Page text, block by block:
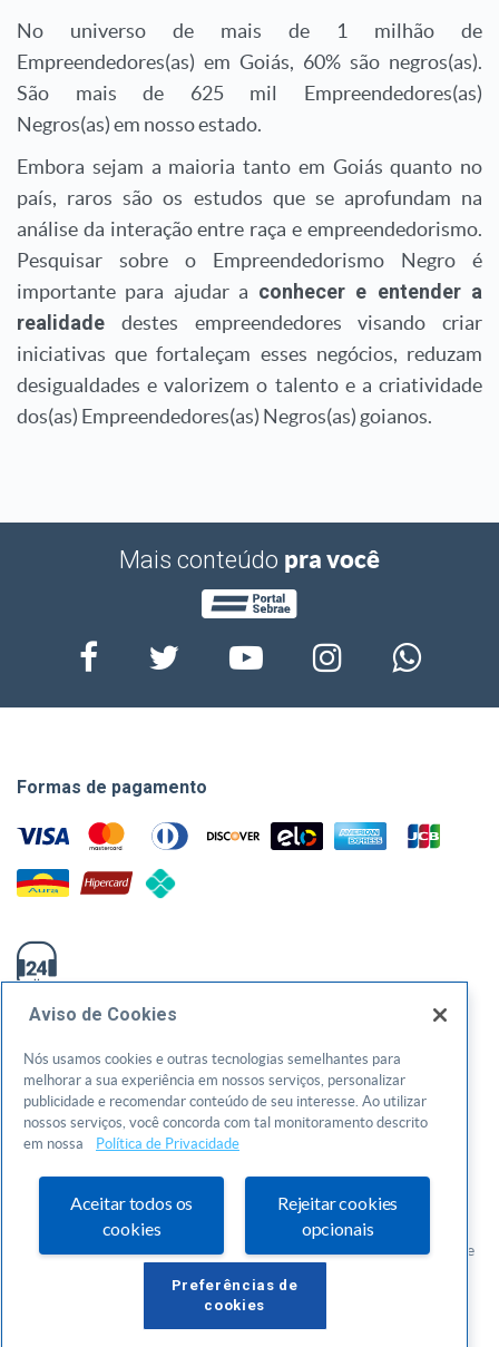
No universo de mais de 1 milhão de
Empreendedores(as) em Goiás, 60% são negros(as).
São mais de 625 mil Empreendedores(as)
Negros(as) em nosso estado.
Embora sejam a maioria tanto em Goiás quanto no
país, raros são os estudos que se aprofundam na
análise da interação entre raça e empreendedorismo.
Pesquisar sobre o Empreendedorismo Negro é
importante para ajudar a conhecer e entender a
realidade destes empreendedores visando criar
iniciativas que fortaleçam esses negócios, reduzam
desigualdades e valorizem o talento e a criatividade
dos(as) Empreendedores(as) Negros(as) goianos.
Mais conteúdo pra você
Formas de pagamento
0800-570-0800
Av. T-3, 1000, Setor Bueno - Goiânia/GO - CEP: 74210240
CNPJ: 01.269.984/0001-73
Política de privacidade
© 2026 Todos os direitos reservados. Serviço de Apoio as Micro e
Pequenas Empresas de Goiás
Aviso de Cookies
Nós usamos cookies e outras tecnologias semelhantes para
melhorar a sua experiência em nossos serviços, personalizar
publicidade e recomendar conteúdo de seu interesse. Ao utilizar
nossos serviços, você concorda com tal monitoramento descrito
em nossa
Política de Privacidade
Aceitar todos os
cookies
Rejeitar cookies
opcionais
Preferências de
cookies